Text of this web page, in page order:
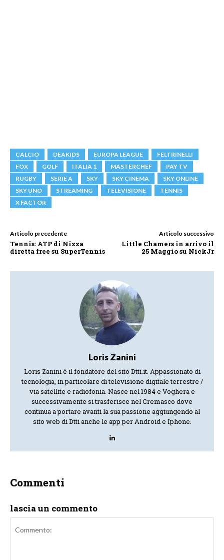
CALCIO DEAKIDS EUROPA LEAGUE
FELTRINELLI
FOX
GOLF ITALIA 1 MASTERCHEF
PAY TV
RUGBY
SERIE A SKY SKY CINEMA
SKY ONLINE
SKY UNO
STREAMING TELEVISIONE
TENNIS
X FACTOR
Articolo precedente
Tennis: ATP di Nizza
diretta free su SuperTennis
Articolo successivo
Little Chamers in arrivo il
25 Maggio su NickJr
Loris Zanini
Loris Zanini è il fondatore del sito Dtti.it. Appassionato di
tecnologia, in particolare di televisione digitale terrestre /
via satellite e radiofonia. Nasce nel 1984 e Voghera e
successivamente si trasferisce nel Cremasco dove
continua a portare avanti la sua passione aggiungendo al
sito web di Dtti anche le app per Android e Iphone.
Commenti
lascia un commento